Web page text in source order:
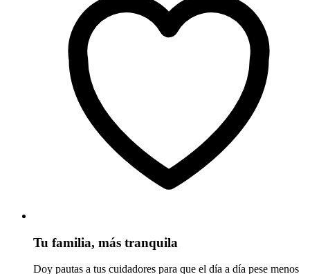
Tu familia, más tranquila
Doy pautas a tus cuidadores para que el día a día pese menos